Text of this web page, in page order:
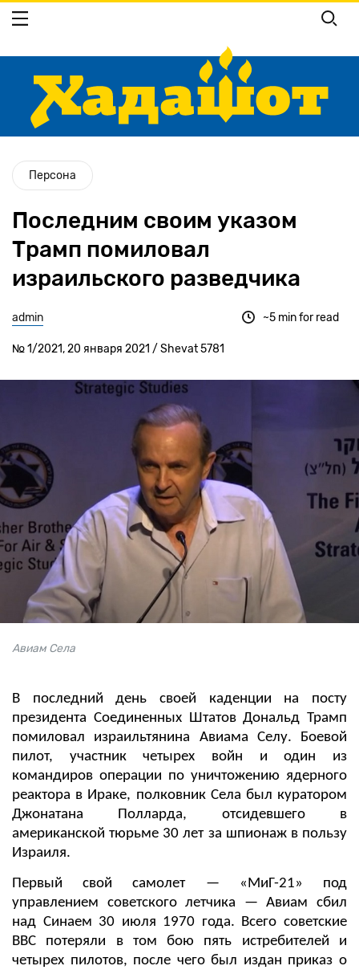
Перейти
основному
Персона
Последним своим указом
Трамп помиловал
израильского разведчика
admin
№ 1/2021, 20 января 2021 / Shevat 5781
~5 min for read
Авиам Села
В последний день своей каденции на посту
президента Соединенных Штатов Дональд Трамп
помиловал израильтянина Авиама Селу. Боевой
пилот, участник четырех войн и один из
командиров операции по уничтожению ядерного
реактора в Ираке, полковник Села был куратором
Джонатана Полларда, отсидевшего в
американской тюрьме 30 лет за шпионаж в пользу
Израиля.
Первый свой самолет — «МиГ-21» под
управлением советского летчика — Авиам сбил
над Синаем 30 июля 1970 года. Всего советские
ВВС потеряли в том бою пять истребителей и
четырех пилотов, после чего был издан приказ о